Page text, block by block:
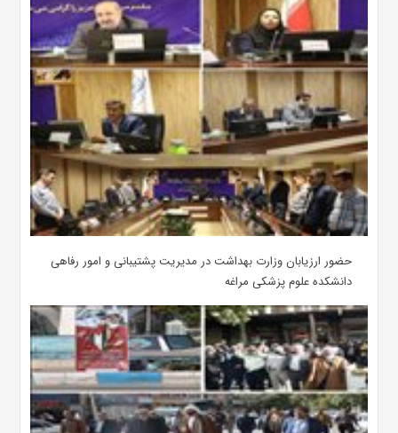
حضور ارزیابان وزارت بهداشت در مدیریت پشتیبانی و امور رفاهی
دانشکده علوم پزشکی مراغه